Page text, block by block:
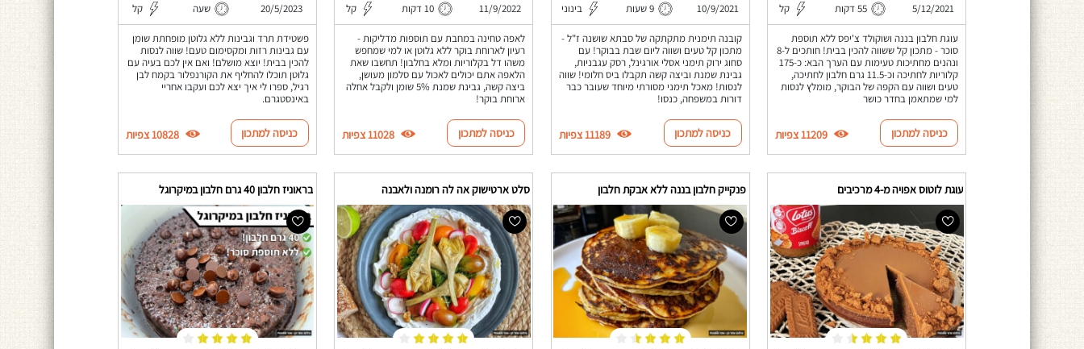
5/12/2021 55 דקות קל
עוגת חלבון בננה ושוקולד צ'יפס ללא תוספת
סוכר - מתכון קל ששווה להכין בבית! חותכים ל-8
ונהנים מחתיכות טעימות עם הערך הבא: כ-175
קלוריות לחתיכה וכ-11.5 גרם חלבון לחתיכה,
טעים ושווה עם הקפה של הבוקר, מומלץ לנסות
למי שמתאמן בחדר כושר
כניסה למתכון 11209 צפיות
10/9/2021 9 שעות בינוני
קובנה תימנית מתקתקה של סבתא שושנה ז"ל -
מתכון קל טעים ושווה ליום שבת בבוקר! עם
סחוג ירוק תימני אסלי אורגינל, רסק עגבניות,
גבינת שמנת וביצה קשה תקבלו ביס חלומי! שווה
לנסות! מאכל תימני מסורתי מיוחד שעובר כבר
דורות במשפחה, כנסו!
כניסה למתכון 11189 צפיות
11/9/2022 10 דקות קל
לאפה טחינה במחבת עם תוספות מדליקות -
רעיון לארוחת בוקר ללא גלוטן או למי שמחפש
משהו דל בקלוריות ומלא בחלבון! תחשבו שאת
הלאפה אתם יכולים לאכול עם סלמון מעושן,
ביצה קשה, גבינת שמנת 5% שומן ולקבל אחלה
ארוחת בוקר!
כניסה למתכון 11028 צפיות
20/5/2023 שעה קל
פשטידת תרד וגבינות ללא גלוטן מופחתת שומן
עם גבינות רזות ומקסימום טעם! שווה לנסות
להכין בבית! יוצא מושלם! ואם אין לכם בעיה עם
גלוטן תוכלו להחליף את הקורנפלור בקמח לבן
רגיל, ספרו לי איך יצא לכם ועקבו אחריי
באינסטגרם.
כניסה למתכון 10828 צפיות
עוגת לוטוס אפויה מ-4 מרכיבים פנקייק חלבון בננה ללא אבקת חלבון סלט ארטישוק אה לה רומנה ולאבנה בראוניז חלבון 40 גרם חלבון במיקרוגל